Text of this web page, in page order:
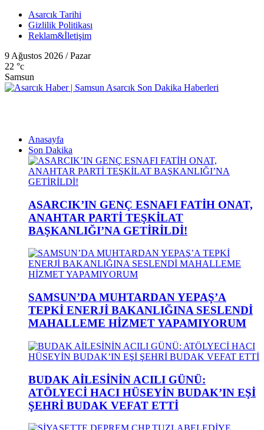
Asarcık Tarihi
Gizlilik Politikası
Reklam&İletişim
9 Ağustos 2026 / Pazar
22 °c
Samsun
Anasayfa
Son Dakika
ASARCIK’IN GENÇ ESNAFI FATİH ONAT,
ANAHTAR PARTİ TEŞKİLAT
BAŞKANLIĞI’NA GETİRİLDİ!
SAMSUN’DA MUHTARDAN YEPAŞ’A
TEPKİ ENERJİ BAKANLIĞINA SESLENDİ
MAHALLEME HİZMET YAPAMIYORUM
BUDAK AİLESİNİN ACILI GÜNÜ:
ATÖLYECİ HACI HÜSEYİN BUDAK’IN EŞİ
ŞEHRİ BUDAK VEFAT ETTİ